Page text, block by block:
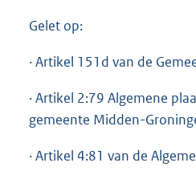
Gelet op:
· Artikel 151d van de
· Artikel 2:79 Algemene
gemeente Midden-
· Artikel 4:81 van de